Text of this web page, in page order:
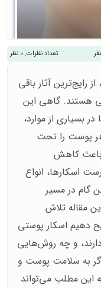
تعداد نظرات: 0 نظر
رایج‌ترین آثار باقی
هستند. گاهی این
بسیاری از موارد،
پوست را تحت
باعث کاهش
اسکارها، انواع
گام در مسیر
مقاله تلاش
دهیم اسکار پوستی
و چه روش‌هایی
به سلامت پوست و
این مطلب می‌تواند